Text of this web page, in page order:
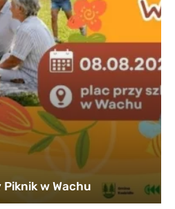
Piknik w Wachu